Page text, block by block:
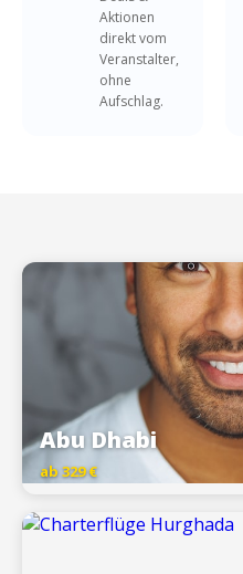
Aktionen
direkt vom
Veranstalter,
ohne
Aufschlag.
Abu Dhabi
ab 329 €